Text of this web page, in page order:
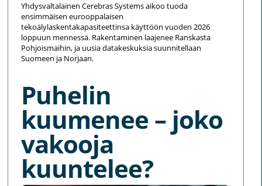
Yhdysvaltalainen Cerebras Systems aikoo tuoda
ensimmäisen eurooppalaisen
tekoälylaskentakapasiteettinsa käyttöön vuoden 2026
loppuun mennessä. Rakentaminen laajenee Ranskasta
Pohjoismaihin, ja uusia datakeskuksia suunnitellaan
Suomeen ja Norjaan.
Puhelin
kuumenee – joko
vakooja
kuuntelee?